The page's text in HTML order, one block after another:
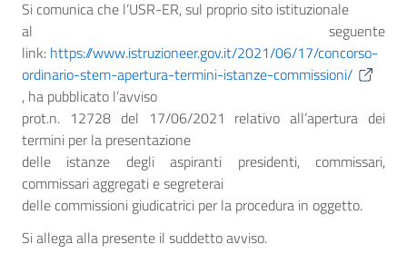
Si comunica che l’USR-ER, sul proprio sito istituzionale
al seguente
link: https://www.istruzioneer.gov.it/2021/06/17/concorso-
ordinario-stem-apertura-termini-istanze-commissioni/
, ha pubblicato l’avviso
prot.n. 12728 del 17/06/2021 relativo all’apertura dei
termini per la presentazione
delle istanze degli aspiranti presidenti, commissari,
commissari aggregati e segreterai
delle commissioni giudicatrici per la procedura in oggetto.
Si allega alla presente il suddetto avviso.